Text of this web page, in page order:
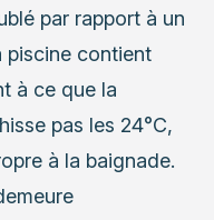
par rapport à un
piscine contient
à ce que la
pas les 24°C,
à la baignade.